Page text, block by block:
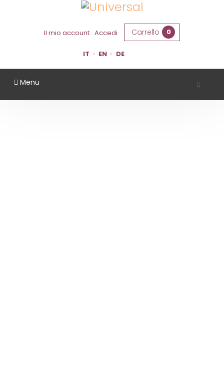
Il mio account Accedi Carrello 0
IT EN DE
Menu